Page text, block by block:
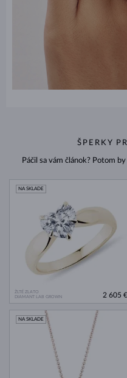
ŠPERKY
Páčil sa vám článok? Potom
ŽLTÉ ZLATO
DIAMANT LAB GROWN
NA SKLADE
2 605 €
NA SKLADE